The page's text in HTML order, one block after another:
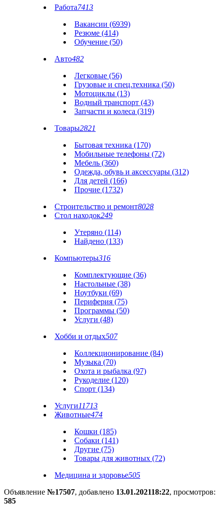
Работа7413
Вакансии (6939)
Резюме (414)
Обучение (50)
Авто482
Легковые (56)
Грузовые и спец.техника (50)
Мотоциклы (13)
Водный транспорт (43)
Запчасти и колеса (319)
Товары2821
Бытовая техника (170)
Мобильные телефоны (72)
Мебель (360)
Одежда, обувь и аксессуары (312)
Для детей (166)
Прочие (1732)
Строительство и ремонт8028
Стол находок249
Утеряно (114)
Найдено (133)
Компьютеры316
Комплектующие (36)
Настольные (38)
Ноутбуки (69)
Периферия (75)
Программы (50)
Услуги (48)
Хобби и отдых507
Коллекционирование (84)
Музыка (70)
Охота и рыбалка (97)
Рукоделие (120)
Спорт (134)
Услуги11713
Животные474
Кошки (185)
Собаки (141)
Другие (75)
Товары для животных (72)
Медицина и здоровье505
Объявление №17507, добавлено 13.01.202118:22, просмотров:
585